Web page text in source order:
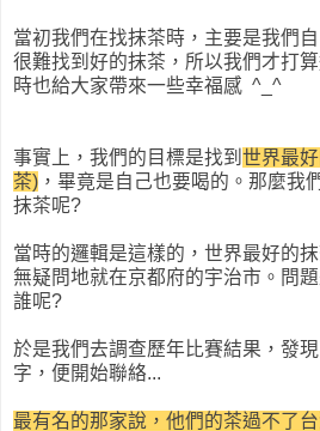
當初我們在找抹茶時，主要是我們
很難找到好的抹茶，所以我們才打
時也給大家帶來一些幸福感 ^_^
事實上，我們的目標是找到 世界最
茶) ，畢竟是自己也要喝的。那麼我
抹茶呢?
當時的邏輯是這樣的，世界最好的
無疑問地就在京都府的宇治市。問
誰呢?
於是我們去調查歷年比賽結果，發
字，便開始聯絡...
最有名的那家說，他們的茶過不了